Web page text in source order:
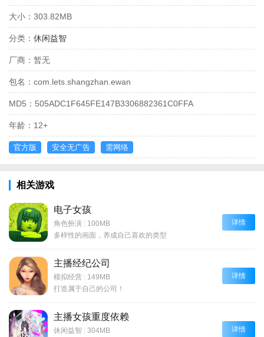
大小： 303.82MB
分类： 休闲益智
厂商： 暂无
包名： com.lets.shangzhan.ewan
MD5： 505ADC1F645FE147B3306882361C0FFA
年龄： 12+
官方版 安全无广告 需网络
相关游戏
电子女孩
角色扮演 | 100MB
多样性的画面，养成自己喜欢的类型
详情
主播经纪公司
模拟经营 | 149MB
打造属于自己的公司！
详情
主播女孩重度依赖
休闲益智 | 304MB
详情